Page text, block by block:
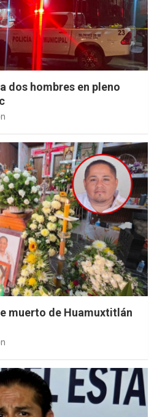
dos hombres en pleno
muerto de Huamuxtitlán